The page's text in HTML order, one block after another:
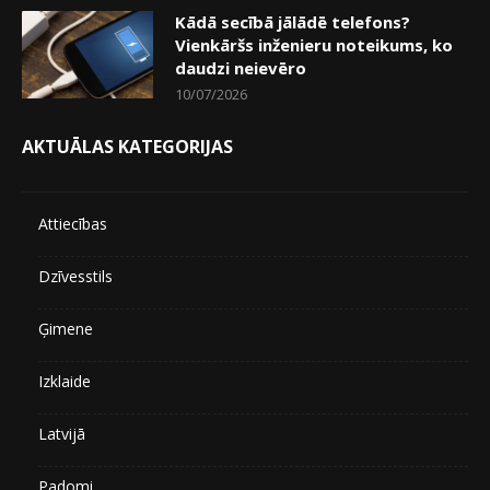
Kādā secībā jālādē telefons?
Vienkāršs inženieru noteikums, ko
daudzi neievēro
10/07/2026
AKTUĀLAS KATEGORIJAS
Attiecības
Dzīvesstils
Ģimene
Izklaide
Latvijā